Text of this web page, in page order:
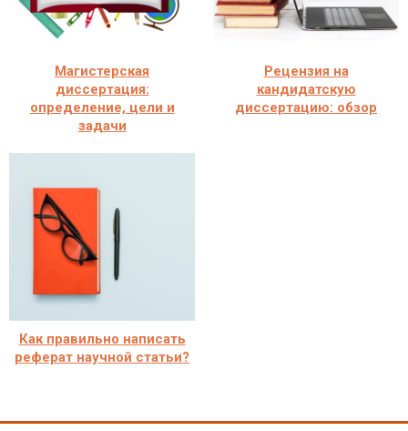
Магистерская
диссертация:
определение, цели и
задачи
Рецензия на
кандидатскую
диссертацию: обзор
Как правильно написать
реферат научной статьи?